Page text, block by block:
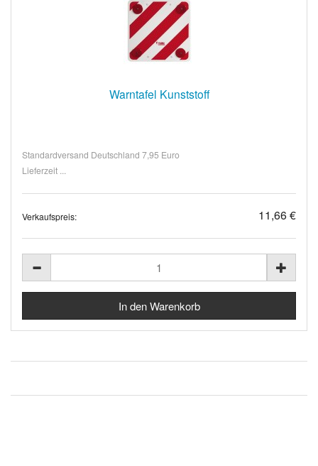
Warntafel Kunststoff
Standardversand Deutschland 7,95 Euro
Lieferzeit ...
Verkaufspreis: 11,66 €